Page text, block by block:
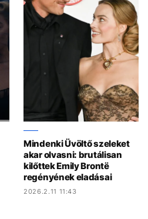
Mindenki Üvöltő szeleket
akar olvasni: brutálisan
kilőttek Emily Brontë
regényének eladásai
2026.2.11 11:43